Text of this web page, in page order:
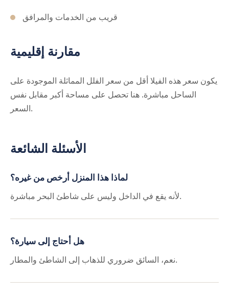
قريب من الخدمات والمرافق
مقارنة إقليمية
يكون سعر هذه الفيلا أقل من سعر الفلل المماثلة الموجودة على
الساحل مباشرة. هنا تحصل على مساحة أكبر مقابل نفس
السعر.
الأسئلة الشائعة
لماذا هذا المنزل أرخص من غيره؟
لأنه يقع في الداخل وليس على شاطئ البحر مباشرة.
هل أحتاج إلى سيارة؟
نعم، السائق ضروري للذهاب إلى الشاطئ والمطار.